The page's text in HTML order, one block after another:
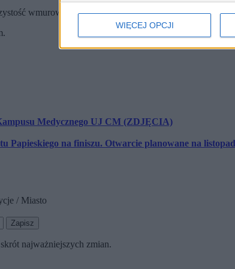
WIĘCEJ OPCJI
wmurowania kamienia węgielnego pod budowę…
Medycznego UJ CM (ZDJĘCIA)
Papieskiego na finiszu. Otwarcie planowane na
/ Miasto
Zapisz
najważniejszych zmian.